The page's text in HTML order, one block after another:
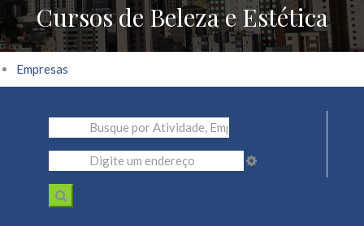
Cursos de Beleza e Estética
Empresas